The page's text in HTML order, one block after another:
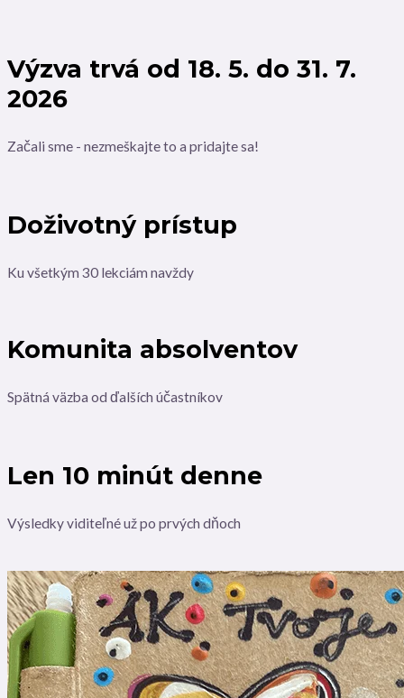
Výzva trvá od 18. 5. do 31. 7.
2026
Začali sme - nezmeškajte to a pridajte sa!
Doživotný prístup
Ku všetkým 30 lekciám navždy
Komunita absolventov
Spätná väzba od ďalších účastníkov
Len 10 minút denne
Výsledky viditeľné už po prvých dňoch